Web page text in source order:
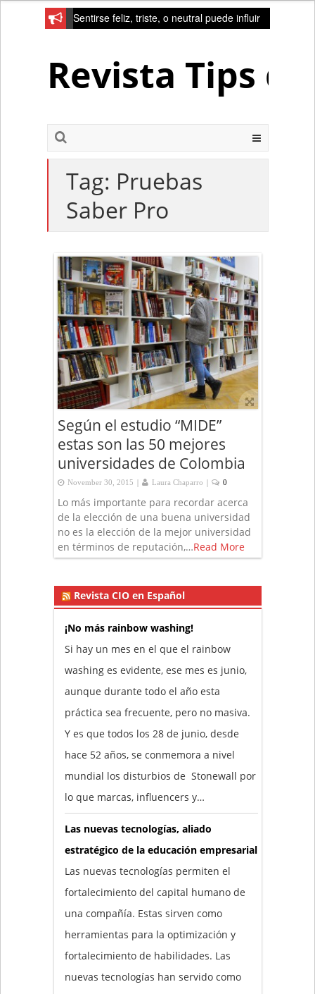
Sentirse feliz, triste, o neutral puede influir
Revista Tips
Tag: Pruebas
Saber Pro
Según el estudio “MIDE”
estas son las 50 mejores
universidades de Colombia
November 30, 2015 | Laura Chaparro | 0
Lo más importante para recordar acerca
de la elección de una buena universidad
no es la elección de la mejor universidad
en términos de reputación,…Read More
Revista CIO en Español
¡No más rainbow washing!
Si hay un mes en el que el rainbow
washing es evidente, ese mes es junio,
aunque durante todo el año esta
práctica sea frecuente, pero no masiva.
Y es que todos los 28 de junio, desde
hace 52 años, se conmemora a nivel
mundial los disturbios de Stonewall por
lo que marcas, influencers y…
Las nuevas tecnologías, aliado
estratégico de la educación empresarial
Las nuevas tecnologías permiten el
fortalecimiento del capital humano de
una compañía. Estas sirven como
herramientas para la optimización y
fortalecimiento de habilidades. Las
nuevas tecnologías han servido como